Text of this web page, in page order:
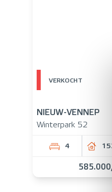
VERKOCHT
NIEUW-VENNEP
Winterpark 52
4